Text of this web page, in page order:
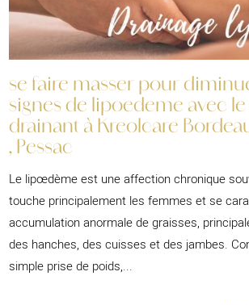
se faire masser pour
signes de lipoedeme avec le
drainant à Kreolcare
, Pessac
Le lipœdème est une affection chronique
touche principalement les femmes et se
accumulation anormale de graisses,
des hanches, des cuisses et des jambes.
simple prise de poids,...